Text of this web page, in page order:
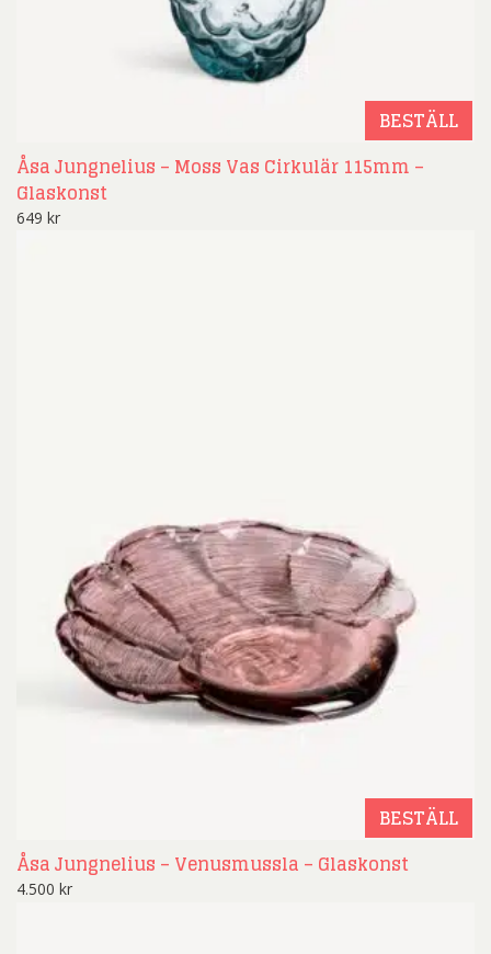
BESTÄLL
Åsa Jungnelius – Moss Vas Cirkulär 115mm –
Glaskonst
649 kr
BESTÄLL
Åsa Jungnelius – Venusmussla – Glaskonst
4.500 kr